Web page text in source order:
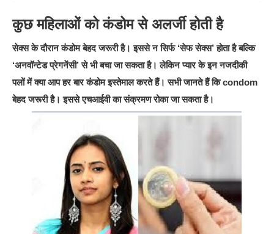
कुछ महिलाओं को कंडोम से अलर्जी होती है
सेक्स के दौरान कंडोम बेहद जरूरी है। इससे न सिर्फ ‘सेफ सेक्स’ होता है बल्कि
‘अनवॉन्टेड प्रेगनेंसी’ से भी बचा जा सकता है। लेकिन प्यार के इन नजदीकी
पलों में क्या आप हर बार कंडोम इस्तेमाल करते हैं। सभी जानते हैं कि condom
बेहद जरूरी है। इससे एचआईवी का संक्रमण रोका जा सकता है।